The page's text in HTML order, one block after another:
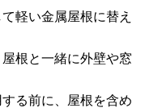
軽い金属屋根に替え
根と一緒に外壁や窓
る前に、屋根を含め